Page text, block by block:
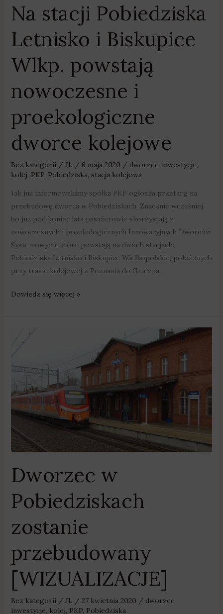
Na stacji Pobiedziska
Letnisko i Biskupice
Wlkp. powstają
nowoczesne i
proekologiczne
dworce kolejowe
Bez kategorii/ JL / 6 maja 2020 / dworzec, inwestycje,
kolej, PKP, Pobiedziska, stacja kolejowa
Jak już informowaliśmy spółka PKP ogłosiła przetarg na
przebudowę dworca w Pobiedziskach. Znacznie wcześniej,
bo już pod koniec lata pasażerowie skorzystają z
nowoczesnych i proekologicznych Innowacyjnych Dworców
Systemowych, które powstają na dwóch stacjach:
Pobiedziska Letnisko i Biskupice Wielkopolskie, położonych
przy trasie kolejowej z Poznania do Gniezna.
powstają
dworce
Dowiedz się więcej »
Dworzec w
Pobiedziskach
zostanie
przebudowany
[WIZUALIZACJE]
Bez kategorii/ JL / 27 kwietnia 2020 / dworzec,
inwestycje, kolej, PKP, Pobiedziska
Dworzec
zostanie
przebudowany
[WIZUALIZACJE]